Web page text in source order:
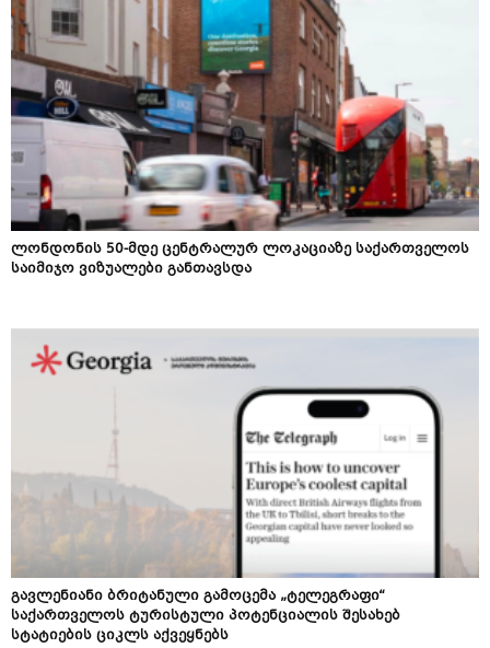
ლონდონის 50-მდე ცენტრალურ ლოკაციაზე საქართველოს
საიმიჯო ვიზუალები განთავსდა
გავლენიანი ბრიტანული გამოცემა „ტელეგრაფი“
საქართველოს ტურისტული პოტენციალის შესახებ
სტატიების ციკლს აქვეყნებს